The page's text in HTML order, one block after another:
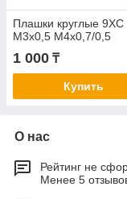
Плашки круглые 9ХС
M3x0,5 M4x0,7/0,5
1 000 ₸
Купить
О нас
Рейтинг не
Менее 5